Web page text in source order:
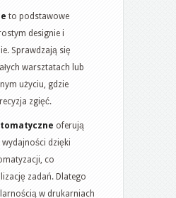
to podstawowe
designie i
Sprawdzają się
warsztatach lub
użyciu, gdzie
zgięć.
oferują
dzięki
co
zadań. Dlatego
w drukarniach